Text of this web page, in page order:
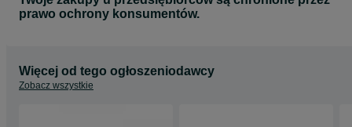
prawo ochrony konsumentów.
Więcej od tego ogłoszeniodawcy
Zobacz wszystkie